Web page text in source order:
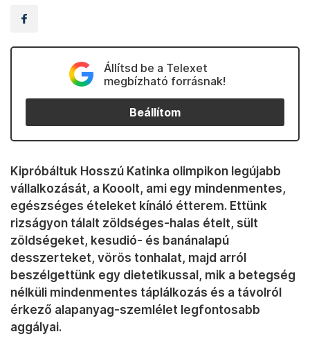
Állítsd be a Telexet
megbízható forrásnak!
Beállítom
Kipróbáltuk Hosszú Katinka olimpikon legújabb
vállalkozását, a Kooolt, ami egy mindenmentes,
egészséges ételeket kínáló étterem. Ettünk
rizságyon tálalt zöldséges-halas ételt, sült
zöldségeket, kesudió- és banánalapú
desszerteket, vörös tonhalat, majd arról
beszélgettünk egy dietetikussal, mik a betegség
nélküli mindenmentes táplálkozás és a távolról
érkező alapanyag-szemlélet legfontosabb
aggályai.